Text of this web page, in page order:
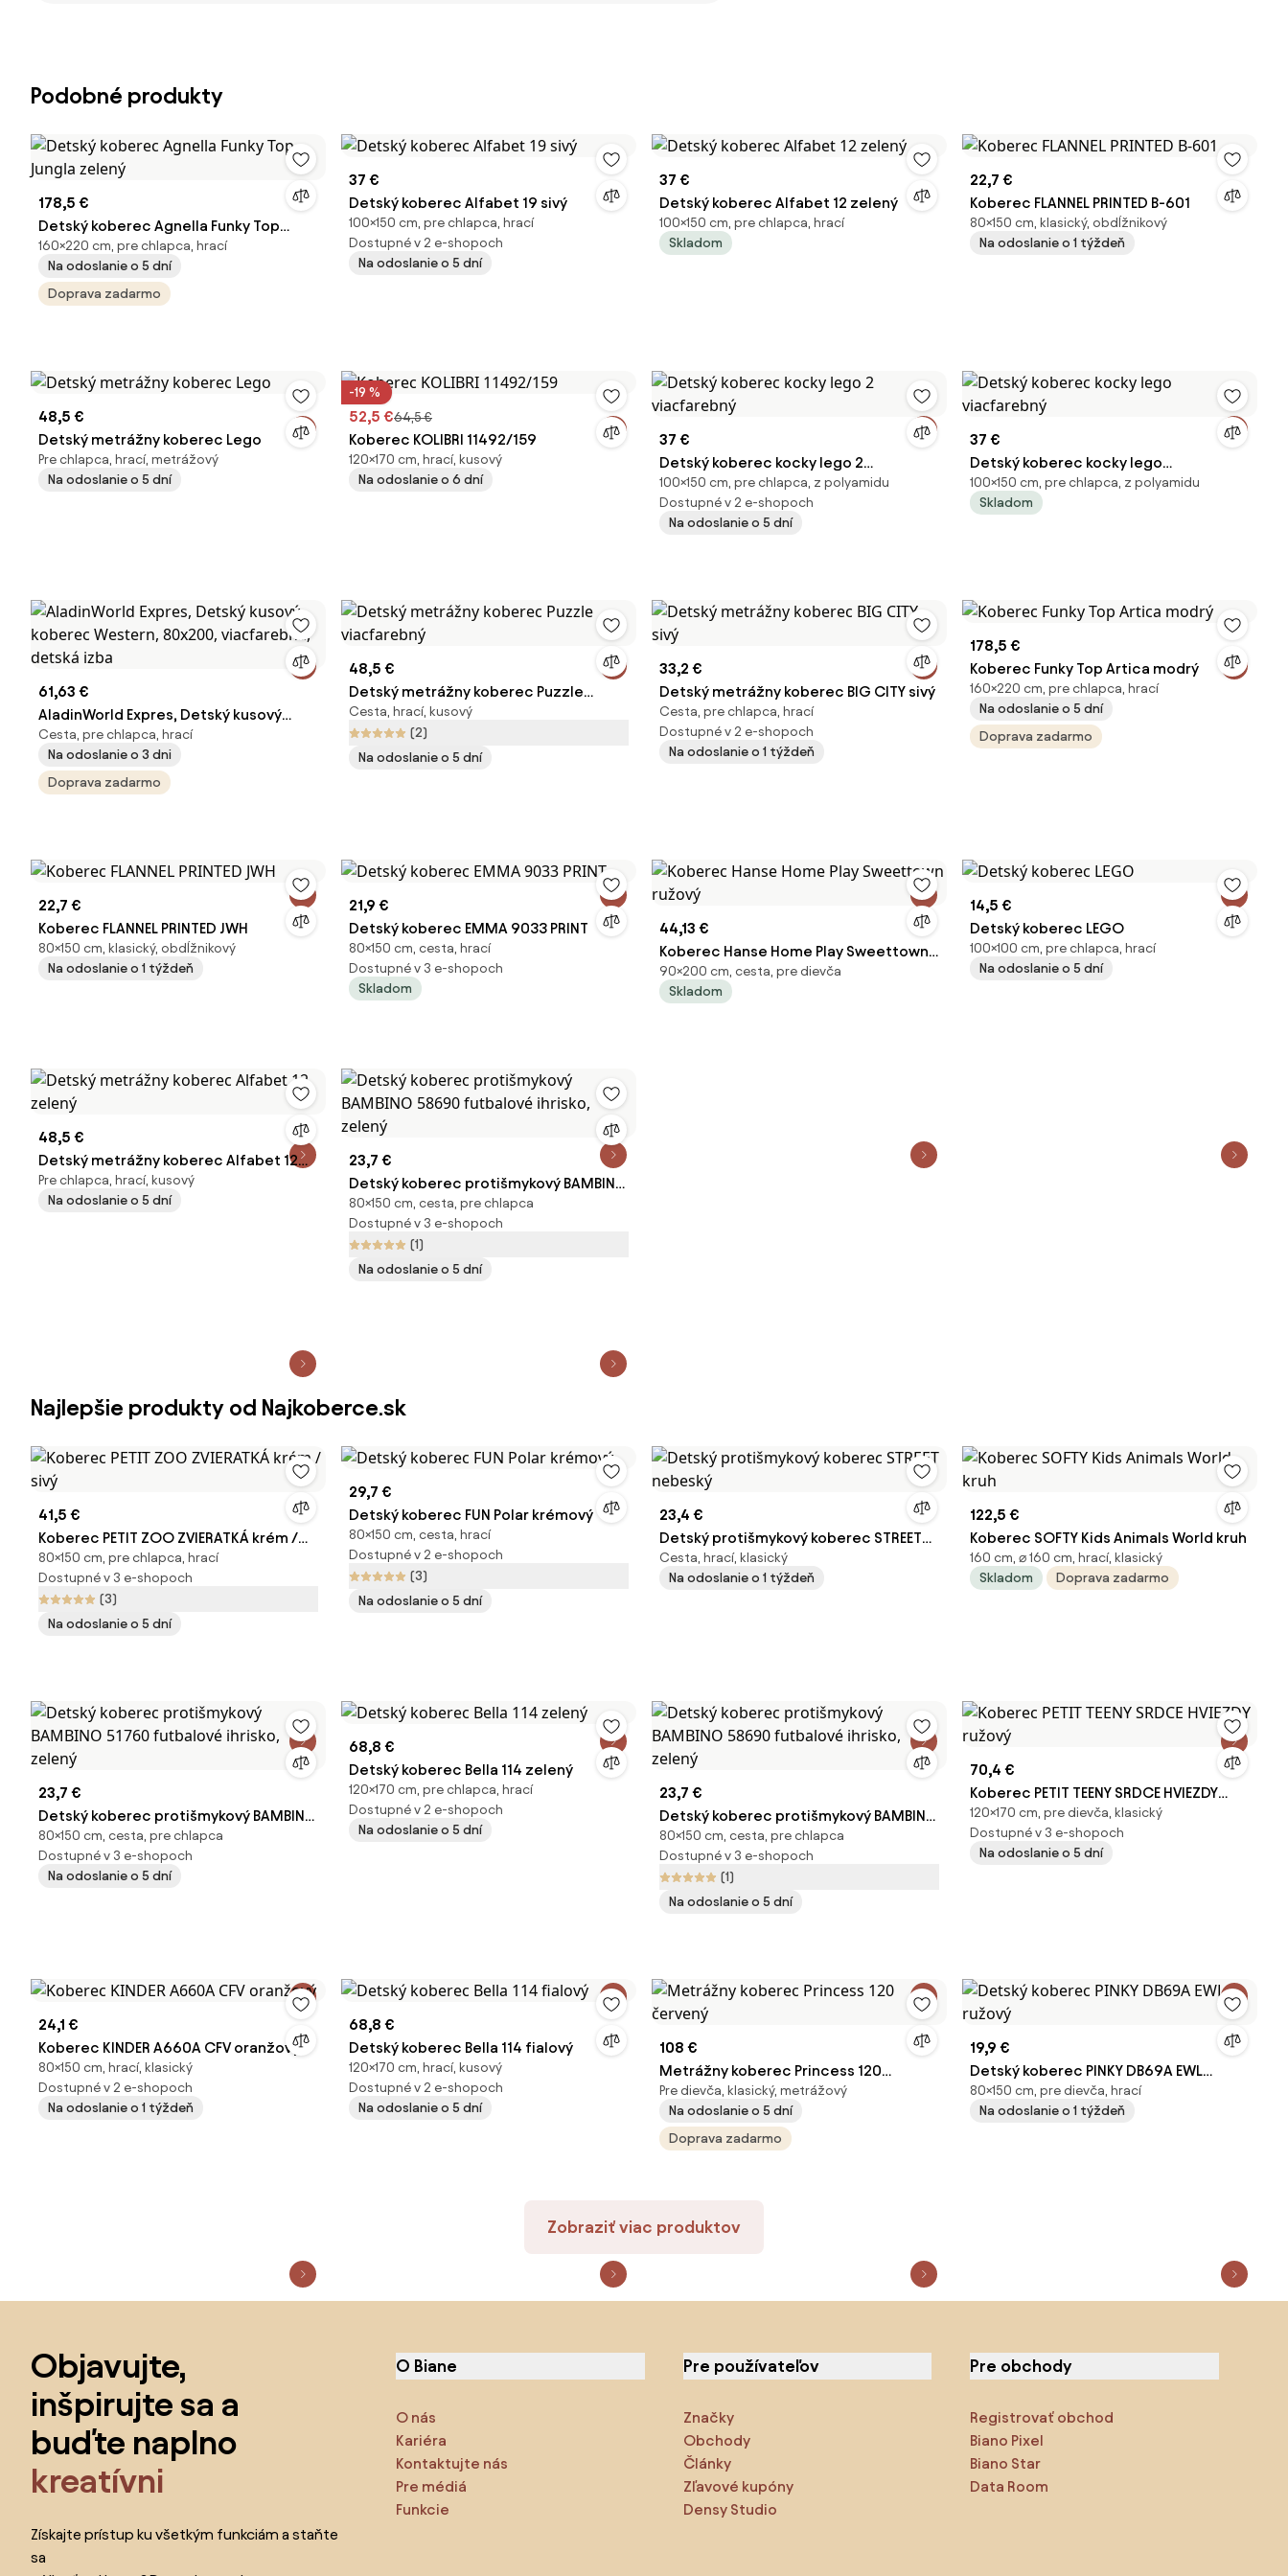
Podobné produkty
178,5 €
Detský koberec Agnella Funky Top
Jungla zelený
160×220 cm, pre chlapca, hrací
Na odoslanie o 5 dní
Doprava zadarmo
37 €
Detský koberec Alfabet 19 sivý
100×150 cm, pre chlapca, hrací
Dostupné v 2 e-shopoch
Na odoslanie o 5 dní
37 €
Detský koberec Alfabet 12 zelený
100×150 cm, pre chlapca, hrací
Skladom
22,7 €
Koberec FLANNEL PRINTED B-601
80×150 cm, klasický, obdĺžnikový
Na odoslanie o 1 týždeň
48,5 €
Detský metrážny koberec Lego
Pre chlapca, hrací, metrážový
Na odoslanie o 5 dní
-19 %
52,5 €64,5 €
Koberec KOLIBRI 11492/159
120×170 cm, hrací, kusový
Na odoslanie o 6 dní
37 €
Detský koberec kocky lego 2
viacfarebný
100×150 cm, pre chlapca, z polyamidu
Dostupné v 2 e-shopoch
Na odoslanie o 5 dní
37 €
Detský koberec kocky lego
viacfarebný
100×150 cm, pre chlapca, z polyamidu
Skladom
61,63 €
AladinWorld Expres, Detský kusový
koberec Western, 80x200,
viacfarebná, detská izba
Cesta, pre chlapca, hrací
Na odoslanie o 3 dni
Doprava zadarmo
48,5 €
Detský metrážny koberec Puzzle
viacfarebný
Cesta, hrací, kusový
(2)
Na odoslanie o 5 dní
33,2 €
Detský metrážny koberec BIG CITY sivý
Cesta, pre chlapca, hrací
Dostupné v 2 e-shopoch
Na odoslanie o 1 týždeň
178,5 €
Koberec Funky Top Artica modrý
160×220 cm, pre chlapca, hrací
Na odoslanie o 5 dní
Doprava zadarmo
22,7 €
Koberec FLANNEL PRINTED JWH
80×150 cm, klasický, obdĺžnikový
Na odoslanie o 1 týždeň
21,9 €
Detský koberec EMMA 9033 PRINT
80×150 cm, cesta, hrací
Dostupné v 3 e-shopoch
Skladom
44,13 €
Koberec Hanse Home Play Sweettown
ružový
90×200 cm, cesta, pre dievča
Skladom
14,5 €
Detský koberec LEGO
100×100 cm, pre chlapca, hrací
Na odoslanie o 5 dní
48,5 €
Detský metrážny koberec Alfabet 12
zelený
Pre chlapca, hrací, kusový
Na odoslanie o 5 dní
23,7 €
Detský koberec protišmykový BAMBINO
58690 futbalové ihrisko, zelený
80×150 cm, cesta, pre chlapca
Dostupné v 3 e-shopoch
(1)
Na odoslanie o 5 dní
Najlepšie produkty od Najkoberce.sk
41,5 €
Koberec PETIT ZOO ZVIERATKÁ krém /
sivý
80×150 cm, pre chlapca, hrací
Dostupné v 3 e-shopoch
(3)
Na odoslanie o 5 dní
29,7 €
Detský koberec FUN Polar krémový
80×150 cm, cesta, hrací
Dostupné v 2 e-shopoch
(3)
Na odoslanie o 5 dní
23,4 €
Detský protišmykový koberec STREET
nebeský
Cesta, hrací, klasický
Na odoslanie o 1 týždeň
122,5 €
Koberec SOFTY Kids Animals World kruh
160 cm, ⌀ 160 cm, hrací, klasický
Skladom
Doprava zadarmo
23,7 €
Detský koberec protišmykový BAMBINO
51760 futbalové ihrisko, zelený
80×150 cm, cesta, pre chlapca
Dostupné v 3 e-shopoch
Na odoslanie o 5 dní
68,8 €
Detský koberec Bella 114 zelený
120×170 cm, pre chlapca, hrací
Dostupné v 2 e-shopoch
Na odoslanie o 5 dní
23,7 €
Detský koberec protišmykový BAMBINO
58690 futbalové ihrisko, zelený
80×150 cm, cesta, pre chlapca
Dostupné v 3 e-shopoch
(1)
Na odoslanie o 5 dní
70,4 €
Koberec PETIT TEENY SRDCE HVIEZDY
ružový
120×170 cm, pre dievča, klasický
Dostupné v 3 e-shopoch
Na odoslanie o 5 dní
24,1 €
Koberec KINDER A660A CFV oranžový
80×150 cm, hrací, klasický
Dostupné v 2 e-shopoch
Na odoslanie o 1 týždeň
68,8 €
Detský koberec Bella 114 fialový
120×170 cm, hrací, kusový
Dostupné v 2 e-shopoch
Na odoslanie o 5 dní
108 €
Metrážny koberec Princess 120
červený
Pre dievča, klasický, metrážový
Na odoslanie o 5 dní
Doprava zadarmo
19,9 €
Detský koberec PINKY DB69A EWL
ružový
80×150 cm, pre dievča, hrací
Na odoslanie o 1 týždeň
Zobraziť viac produktov
Objavujte,
inšpirujte sa a
buďte naplno
kreatívni
Získajte prístup ku všetkým funkciám a staňte
sa
O Biane
O nás
Kariéra
Kontaktujte nás
Pre médiá
Funkcie
Pre používateľov
Značky
Obchody
Články
Zľavové kupóny
Densy Studio
Pre obchody
Registrovať obchod
Biano Pixel
Biano Star
Data Room